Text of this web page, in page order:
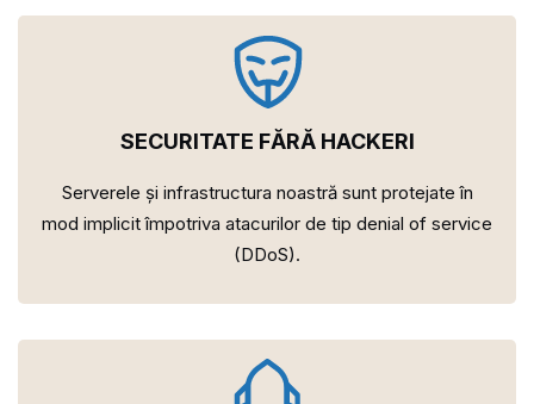
SECURITATE FĂRĂ HACKERI
Serverele și infrastructura noastră sunt protejate în
mod implicit împotriva atacurilor de tip denial of service
(DDoS).